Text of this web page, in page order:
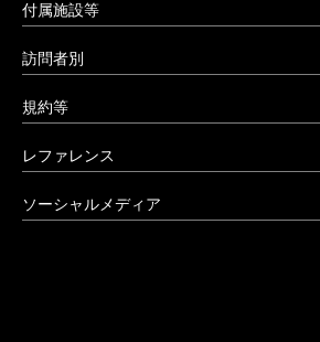
上野毛キャンパス
〒158-8558 東京都世田谷区上野毛3-15-34
03-3702-1141（代）
八王子キャンパス
〒192-0394 東京都八王子市鑓水2-1723
付属施設等
多摩美術大学図書館
多摩美術大学美術館
アートテーク
アートアーカイヴセンター
生涯学習センター
訪問者別
受験生の方へ
受験上の配慮をご希望の方へ
在学生の方へ
卒業生の方へ
規約等
公益通報窓口
非常時の対応
激甚災害等の特別支援について
レファレンス
創立90周年記念事業
卒業制作優秀作品集
ソーシャルメディア